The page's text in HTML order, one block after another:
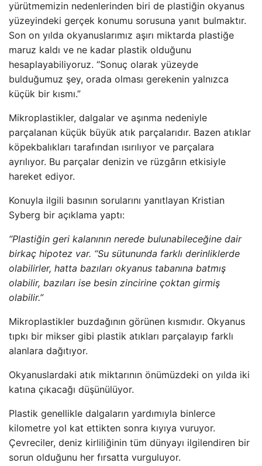
yürütmemizin nedenlerinden biri de plastiğin okyanus
yüzeyindeki gerçek konumu sorusuna yanıt bulmaktır.
Son on yılda okyanuslarımız aşırı miktarda plastiğe
maruz kaldı ve ne kadar plastik olduğunu
hesaplayabiliyoruz. “Sonuç olarak yüzeyde
bulduğumuz şey, orada olması gerekenin yalnızca
küçük bir kısmı.”
Mikroplastikler, dalgalar ve aşınma nedeniyle
parçalanan küçük büyük atık parçalarıdır. Bazen atıklar
köpekbalıkları tarafından ısırılıyor ve parçalara
ayrılıyor. Bu parçalar denizin ve rüzgârın etkisiyle
hareket ediyor.
Konuyla ilgili basının sorularını yanıtlayan Kristian
Syberg bir açıklama yaptı:
“Plastiğin geri kalanının nerede bulunabileceğine dair
birkaç hipotez var. “Su sütununda farklı derinliklerde
olabilirler, hatta bazıları okyanus tabanına batmış
olabilir, bazıları ise besin zincirine çoktan girmiş
olabilir.”
Mikroplastikler buzdağının görünen kısmıdır. Okyanus
tıpkı bir mikser gibi plastik atıkları parçalayıp farklı
alanlara dağıtıyor.
Okyanuslardaki atık miktarının önümüzdeki on yılda iki
katına çıkacağı düşünülüyor.
Plastik genellikle dalgaların yardımıyla binlerce
kilometre yol kat ettikten sonra kıyıya vuruyor.
Çevreciler, deniz kirliliğinin tüm dünyayı ilgilendiren bir
sorun olduğunu her fırsatta vurguluyor.